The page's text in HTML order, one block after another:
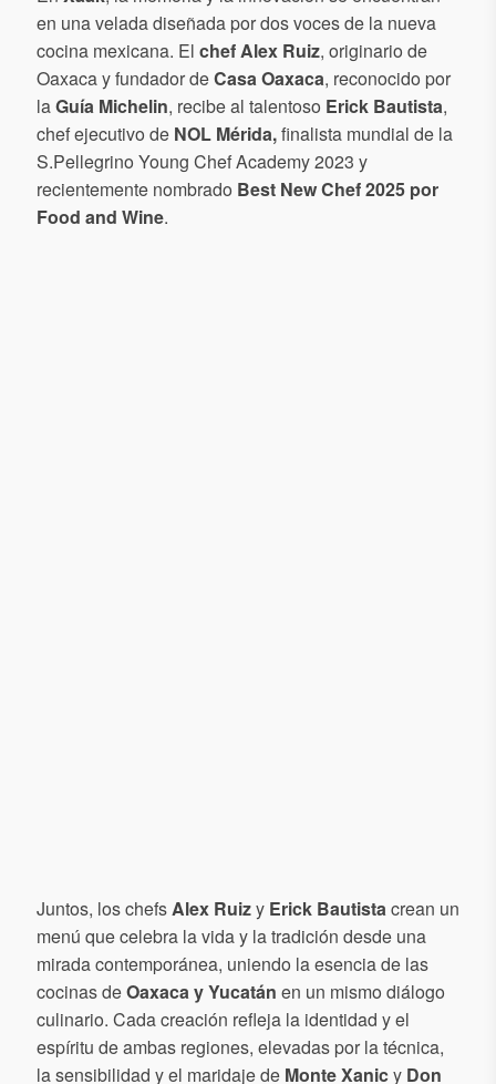
en una velada diseñada por dos voces de la nueva
cocina mexicana. El chef Alex Ruiz, originario de
Oaxaca y fundador deCasa Oaxaca, reconocido por
laGuía Michelin, recibe al talentoso Erick Bautista,
chef ejecutivo de NOL Mérida,finalista mundial de la
S.Pellegrino Young Chef Academy 2023 y
recientemente nombrado Best New Chef 2025 por
Food and Wine.
Juntos, los chefsAlex Ruizy Erick Bautistacrean un
menú que celebra la vida y la tradición desde una
mirada contemporánea, uniendo la esencia de las
cocinas deOaxaca y Yucatán en un mismo diálogo
culinario. Cada creación refleja la identidad y el
espíritu de ambas regiones, elevadas por la técnica,
la sensibilidad y el maridaje de Monte Xanicy Don